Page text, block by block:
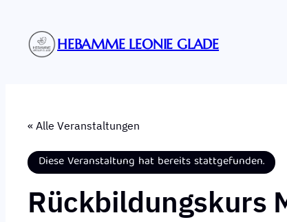
HEBAMME LEONIE GLADE
« Alle Veranstaltungen
Diese Veranstaltung hat bereits stattgefunden.
Rückbildungskurs